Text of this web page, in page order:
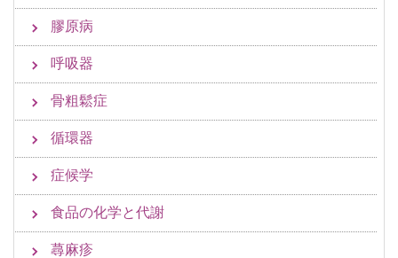
膠原病
呼吸器
骨粗鬆症
循環器
症候学
食品の化学と代謝
蕁麻疹